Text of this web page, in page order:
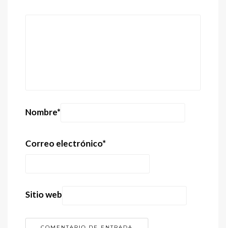
Nombre*
Correo electrónico*
Sitio web